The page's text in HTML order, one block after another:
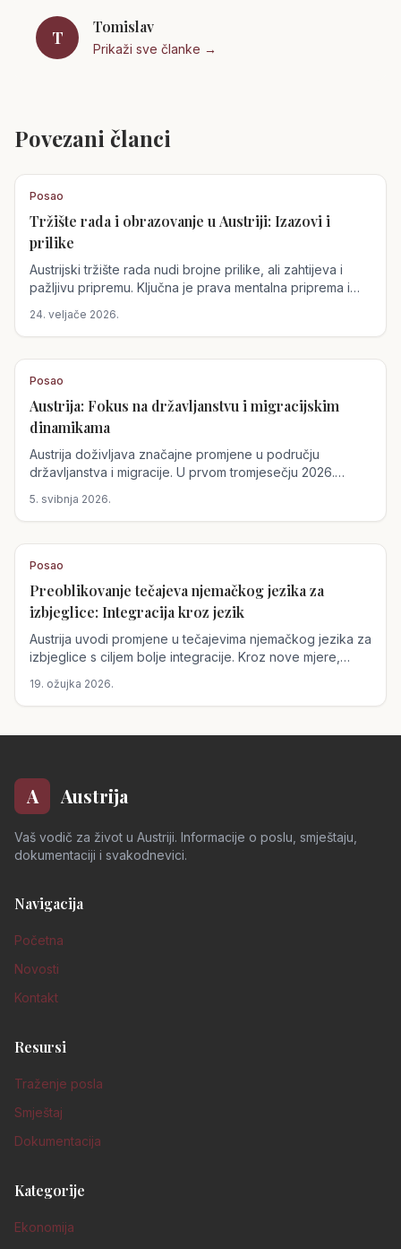
T
Tomislav
Prikaži sve članke →
Povezani članci
Posao
Tržište rada i obrazovanje u Austriji: Izazovi i
prilike
Austrijski tržište rada nudi brojne prilike, ali zahtijeva i
pažljivu pripremu. Ključna je prava mentalna priprema i
dok se izazovi u obrazovanju mladih rješavaju inovativnim
pristupima.
24. veljače 2026.
Posao
Austrija: Fokus na državljanstvu i migracijskim
dinamikama
Austrija doživljava značajne promjene u području
državljanstva i migracije. U prvom tromjesečju 2026.
21,2%, što ukazuje na rastuću politiku integracije.
5. svibnja 2026.
Posao
Preoblikovanje tečajeva njemačkog jezika za
izbjeglice: Integracija kroz jezik
Austrija uvodi promjene u tečajevima njemačkog jezika za
izbjeglice s ciljem bolje integracije. Kroz nove mjere,
olakšati sudjelovanje i ubrzati integracija.
19. ožujka 2026.
A Austrija
Vaš vodič za život u Austriji. Informacije o poslu, smještaju,
dokumentaciji i svakodnevici.
Navigacija
Početna
Novosti
Kontakt
Resursi
Traženje posla
Smještaj
Dokumentacija
Kategorije
Ekonomija